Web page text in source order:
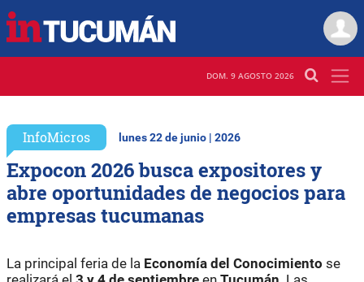
DOM. 9 AGOSTO 2026
InfoMicros lunes 22 de junio | 2026
Expocon 2026 busca expositores y
abre oportunidades de negocios para
empresas tucumanas
La principal feria de la Economía del Conocimiento se